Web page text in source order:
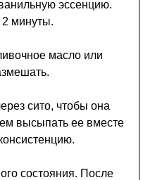
эссенцию.
минуты.
масло или
сито, чтобы она
высыпать ее вместе
состояния. После